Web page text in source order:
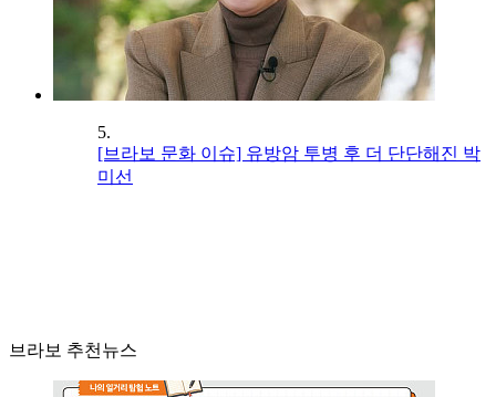
5.
[브라보 문화 이슈] 유방암 투병 후 더 단단해진 박
미선
브라보 추천뉴스